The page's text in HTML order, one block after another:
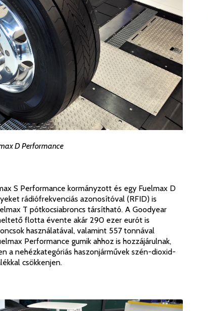
D Performance
S Performance kormányzott és egy Fuelmax D
rádiófrekvenciás azonosítóval (RFID) is
T pótkocsiabroncs társítható. A Goodyear
flotta évente akár 290 ezer eurót is
használatával, valamint 557 tonnával
Performance gumik ahhoz is hozzájárulnak,
a nehézkategóriás haszonjárművek szén-dioxid-
csökkenjen.